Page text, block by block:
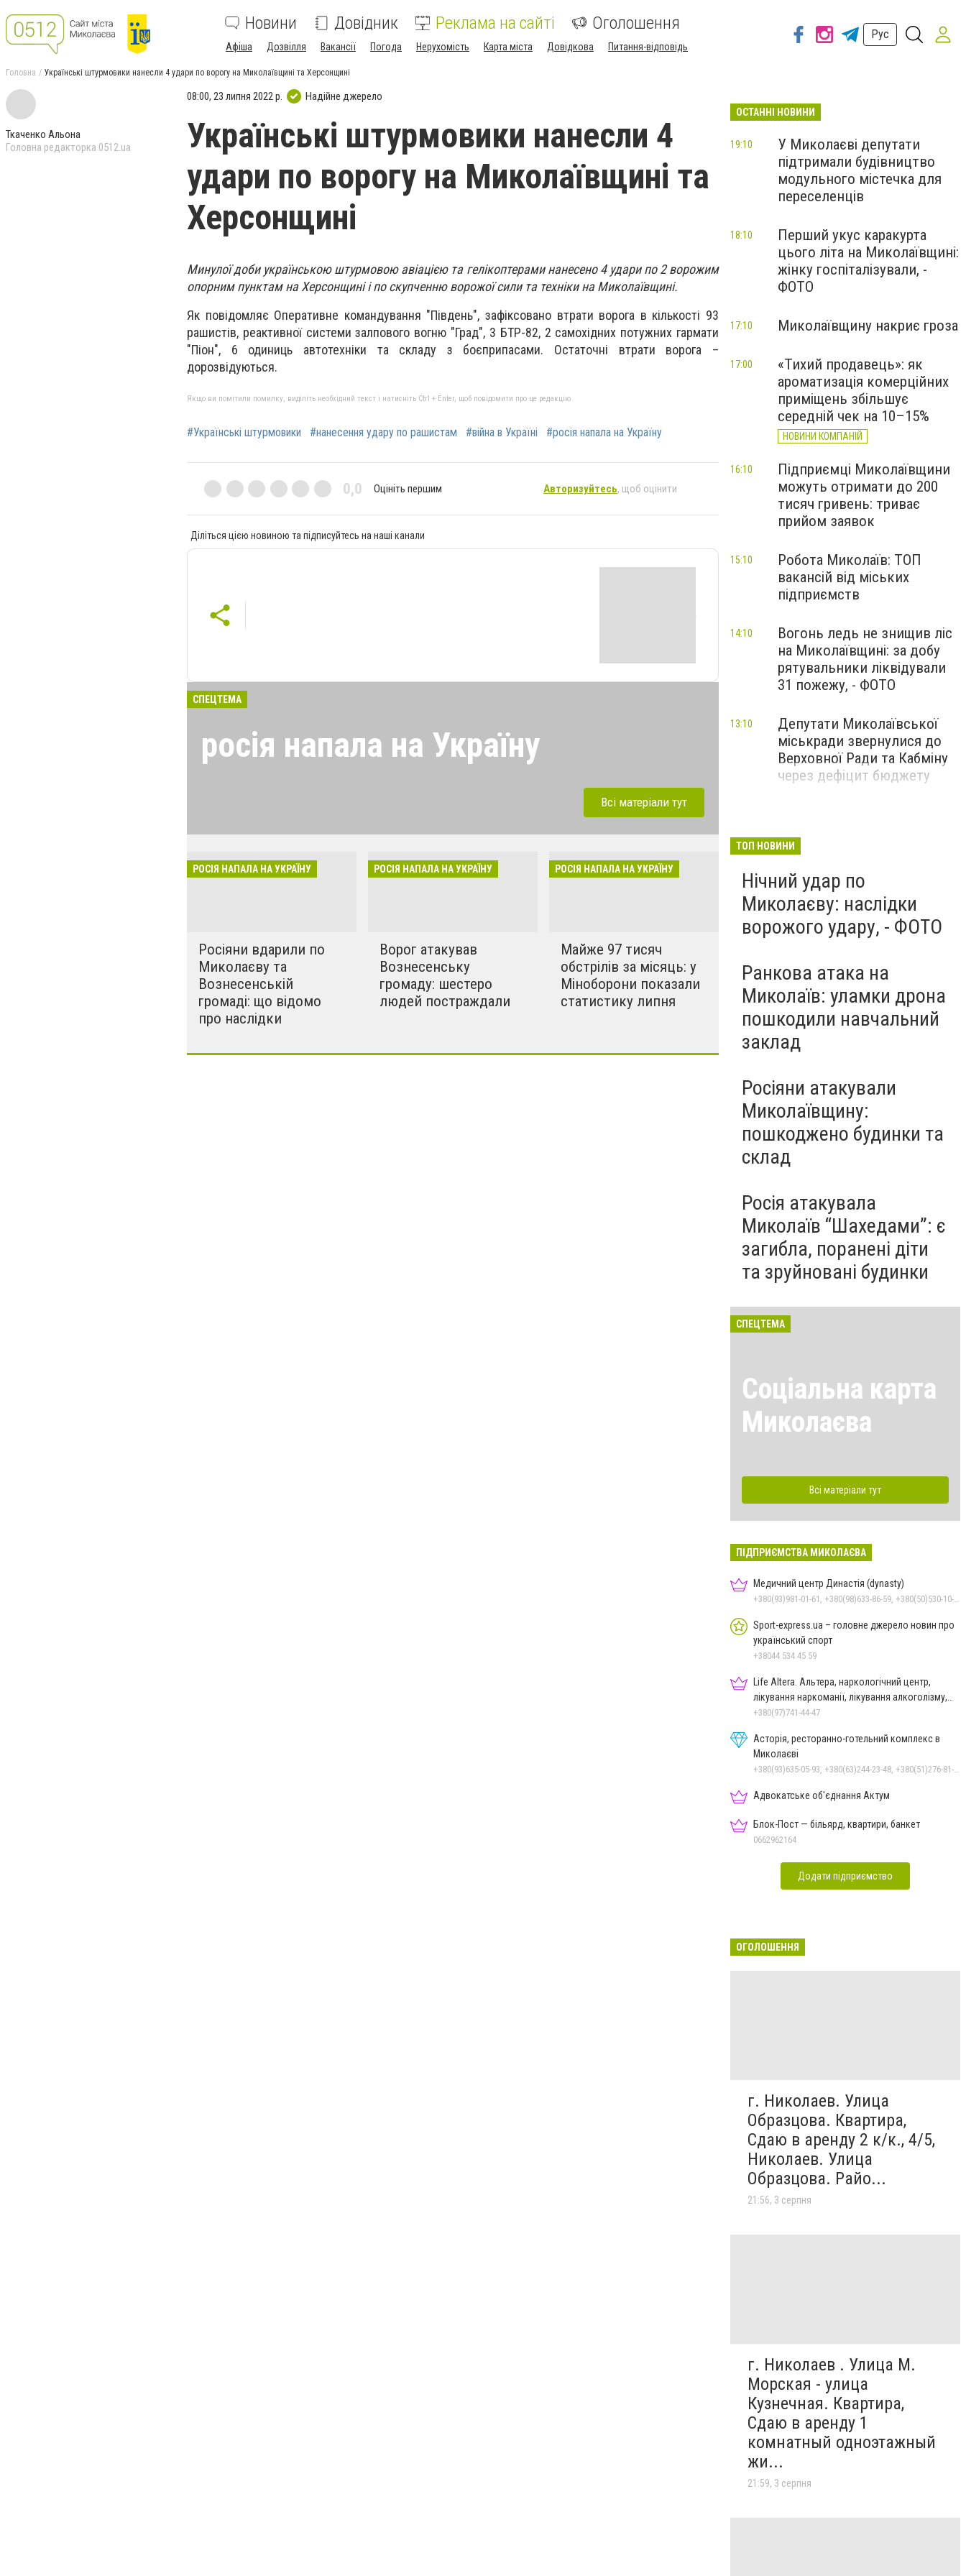
Новини Довідник Реклама на сайті Оголошення
Афіша Дозвілля Вакансії Погода Нерухомість Карта міста Довідкова Питання-відповідь
Рус
Головна Українські штурмовики нанесли 4 удари по ворогу на Миколаївщині та Херсонщині
Ткаченко Альона
Головна редакторка 0512.ua
08:00, 23 липня 2022 р. Надійне джерело
Українські штурмовики нанесли 4
удари по ворогу на Миколаївщині та
Херсонщині
Минулої доби українською штурмовою авіацією та гелікоптерами нанесено 4 удари по 2 ворожим
опорним пунктам на Херсонщині і по скупченню ворожої сили та техніки на Миколаївщині.
Як повідомляє Оперативне командування "Південь", зафіксовано втрати ворога в кількості 93
рашистів, реактивної системи залпового вогню "Град", 3 БТР-82, 2 самохідних потужних гармати
"Піон", 6 одиниць автотехніки та складу з боєприпасами. Остаточні втрати ворога –
дорозвідуються.
Якщо ви помітили помилку, виділіть необхідний текст і натисніть Ctrl + Enter, щоб повідомити про це редакцію
#Українські штурмовики #нанесення удару по рашистам #війна в Україні #росія напала на Україну
0,0 Оцініть першим Авторизуйтесь, щоб оцінити
Діліться цією новиною та підписуйтесь на наші канали
СПЕЦТЕМА
росія напала на Україну
розкрадати будинки в селах. Ми боремось
за нашу свободу!!
Всі матеріали тут
РОСІЯ НАПАЛА НА УКРАЇНУ
Росіяни вдарили по
Миколаєву та
Вознесенській
громаді: що відомо
про наслідки
РОСІЯ НАПАЛА НА УКРАЇНУ
Ворог атакував
Вознесенську
громаду: шестеро
людей постраждали
РОСІЯ НАПАЛА НА УКРАЇНУ
Майже 97 тисяч
обстрілів за місяць: у
Міноборони показали
статистику липня
ОСТАННІ НОВИНИ
У Миколаєві депутати
підтримали будівництво
модульного містечка для
переселенців
19:10
Перший укус каракурта
цього літа на Миколаївщині:
жінку госпіталізували, -
ФОТО
18:10
Миколаївщину накриє гроза
17:10
«Тихий продавець»: як
ароматизація комерційних
приміщень збільшує
середній чек на 10–15%
НОВИНИ КОМПАНІЙ
17:00
Підприємці Миколаївщини
можуть отримати до 200
тисяч гривень: триває
прийом заявок
16:10
Робота Миколаїв: ТОП
вакансій від міських
підприємств
15:10
Вогонь ледь не знищив ліс
на Миколаївщині: за добу
рятувальники ліквідували
31 пожежу, - ФОТО
14:10
Депутати Миколаївської
міськради звернулися до
Верховної Ради та Кабміну
через дефіцит бюджету
13:10
ТОП НОВИНИ
Нічний удар по
Миколаєву: наслідки
ворожого удару, - ФОТО
Ранкова атака на
Миколаїв: уламки дрона
пошкодили навчальний
заклад
Росіяни атакували
Миколаївщину:
пошкоджено будинки та
склад
Росія атакувала
Миколаїв “Шахедами”: є
загибла, поранені діти
та зруйновані будинки
СПЕЦТЕМА
Соціальна карта
Миколаєва
Всі матеріали тут
ПІДПРИЄМСТВА МИКОЛАЄВА
Медичний центр Династія (dynasty)
Sport-express.ua – головне джерело новин про
український спорт
+38044 534 45 59
Life Altera. Альтера, наркологічний центр,
лікування наркоманії, лікування алкоголізму,
зняття ломки
+380(97)741-44-47
Асторія, ресторанно-готельний комплекс в
Миколаєві
Адвокатське об'єднання Актум
Блок-Пост — більярд, квартири, банкет
0662962164
Додати підприємство
ОГОЛОШЕННЯ
г. Николаев. Улица
Образцова. Квартира,
Сдаю в аренду 2 к/к., 4/5,
Николаев. Улица
Образцова. Райо...
21:56, 3 серпня
г. Николаев . Улица М.
Морская - улица
Кузнечная. Квартира,
Сдаю в аренду 1
комнатный одноэтажный
жи...
21:59, 3 серпня